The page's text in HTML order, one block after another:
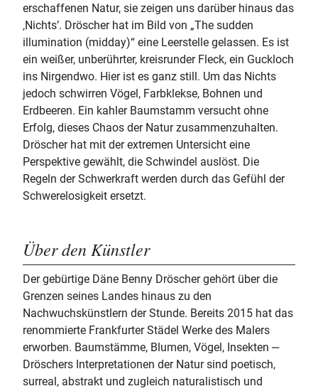
erschaffenen Natur, sie zeigen uns darüber hinaus das
‚Nichts’. Dröscher hat im Bild von „The sudden
illumination (midday)“ eine Leerstelle gelassen. Es ist
ein weißer, unberührter, kreisrunder Fleck, ein Guckloch
ins Nirgendwo. Hier ist es ganz still. Um das Nichts
jedoch schwirren Vögel, Farbklekse, Bohnen und
Erdbeeren. Ein kahler Baumstamm versucht ohne
Erfolg, dieses Chaos der Natur zusammenzuhalten.
Dröscher hat mit der extremen Untersicht eine
Perspektive gewählt, die Schwindel auslöst. Die
Regeln der Schwerkraft werden durch das Gefühl der
Schwerelosigkeit ersetzt.
Über den Künstler
Der gebürtige Däne Benny Dröscher gehört über die
Grenzen seines Landes hinaus zu den
Nachwuchskünstlern der Stunde. Bereits 2015 hat das
renommierte Frankfurter Städel Werke des Malers
erworben. Baumstämme, Blumen, Vögel, Insekten ‒
Dröschers Interpretationen der Natur sind poetisch,
surreal, abstrakt und zugleich naturalistisch und